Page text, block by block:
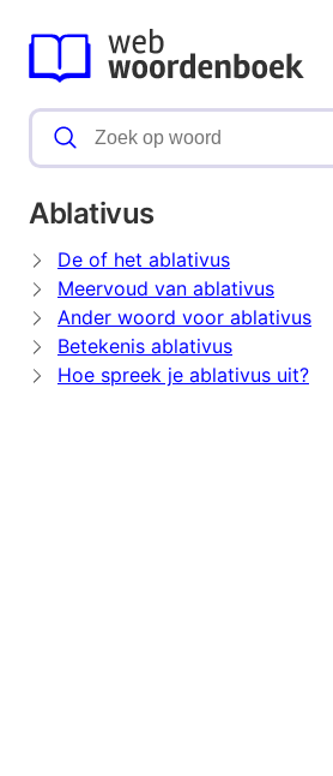
Ablativus
De of het ablativus
Meervoud van ablativus
Ander woord voor ablativus
Betekenis ablativus
Hoe spreek je ablativus uit?